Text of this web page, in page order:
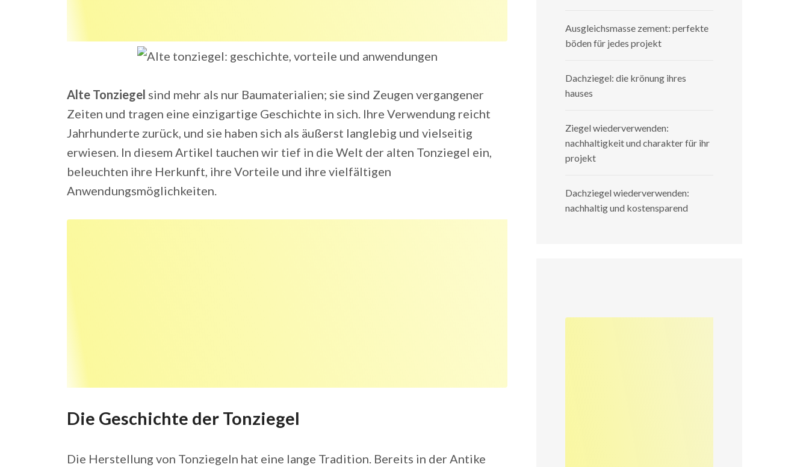
Alte Tonziegel sind mehr als nur Baumaterialien; sie sind Zeugen vergangener
Zeiten und tragen eine einzigartige Geschichte in sich. Ihre Verwendung reicht
Jahrhunderte zurück, und sie haben sich als äußerst langlebig und vielseitig
erwiesen. In diesem Artikel tauchen wir tief in die Welt der alten Tonziegel ein,
beleuchten ihre Herkunft, ihre Vorteile und ihre vielfältigen
Anwendungsmöglichkeiten.
Die Geschichte der Tonziegel
Die Herstellung von Tonziegeln hat eine lange Tradition. Bereits in der Antike
Ausgleichsmasse zement: perfekte
böden für jedes projekt
Dachziegel: die krönung ihres
hauses
Ziegel wiederverwenden:
nachhaltigkeit und charakter für ihr
projekt
Dachziegel wiederverwenden:
nachhaltig und kostensparend